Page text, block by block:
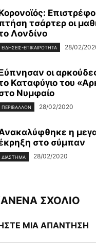
τσάρτερ οι
Λονδίνο
ΕΙΔΉΣΕΙΣ-ΕΠΙΚΑΙΡΌΤΗΤΑ 28/02/
οι
Καταφύγιο του
Νυμφαίο
ΠΕΡΙΒΆΛΛΟΝ 28/02/2020
η
στο σύμπαν
ΔΙΆΣΤΗΜΑ 28/02/2020
ΣΧΟΛΙΟ
ΜΙΑ ΑΠΑΝΤΗΣΗ